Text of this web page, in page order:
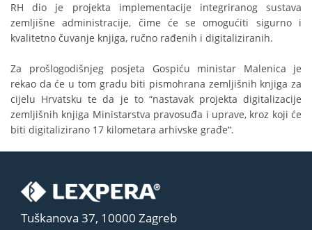
RH dio je projekta implementacije integriranog sustava
zemljišne administracije, čime će se omogućiti sigurno i
kvalitetno čuvanje knjiga, ručno rađenih i digitaliziranih.
Za prošlogodišnjeg posjeta Gospiću ministar Malenica je
rekao da će u tom gradu biti pismohrana zemljišnih knjiga za
cijelu Hrvatsku te da je to “nastavak projekta digitalizacije
zemljišnih knjiga Ministarstva pravosuđa i uprave, kroz koji će
biti digitalizirano 17 kilometara arhivske građe“.
Tuškanova 37, 10000 Zagreb